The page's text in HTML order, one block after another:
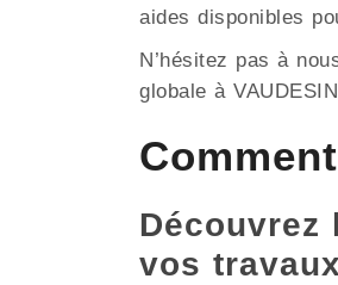
aides disponibles
N’hésitez pas à
globale à
vos travaux